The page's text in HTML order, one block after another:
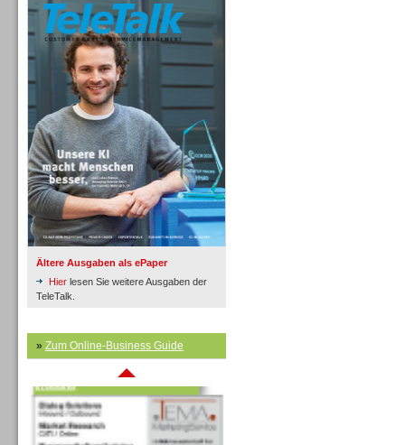
Ältere Ausgaben als ePaper
Hier lesen Sie weitere Ausgaben der
TeleTalk.
» Zum Online-Business Guide
Inbound
Inbound